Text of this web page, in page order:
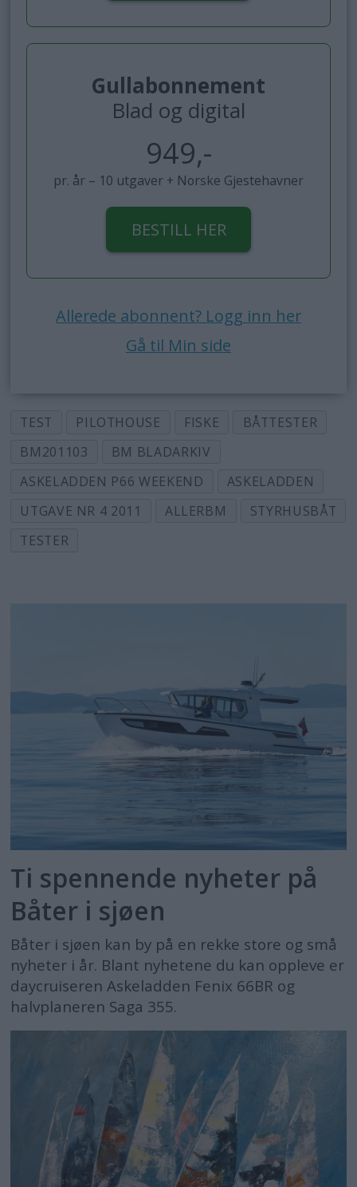
Gullabonnement
Blad og digital
949,-
pr. år – 10 utgaver + Norske Gjestehavner
BESTILL HER
Allerede abonnent? Logg inn her
Gå til Min side
TEST PILOTHOUSE FISKE
BÅTTESTER
BM201103
BM BLADARKIV
ASKELADDEN P66 WEEKEND
ASKELADDEN
UTGAVE NR 4 2011
ALLERBM
STYRHUSBÅT
TESTER
Ti spennende nyheter på
Båter i sjøen
Båter i sjøen kan by på en rekke store og små
nyheter i år. Blant nyhetene du kan oppleve er
daycruiseren Askeladden Fenix 66BR og
halvplaneren Saga 355.